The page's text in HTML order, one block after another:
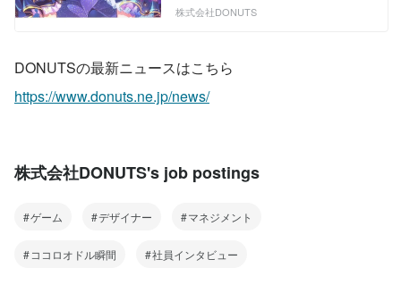
一見すると全く異なるジャンルのプロダ
た。常に挑戦を続け、次々と新規事業に
業の幅を広げ続けています。 【事業紹
カンシリーズは、ジョブカン勤怠管理を
始めとし、経費精算・ワークフロー・採
積/請求書・BPOの9サービスからなる、
バックオフィス業務を効率化するクラウ
25万社以上が利用しています。 ■動画・
株式会社DONUTS
DONUTSの最新ニュースはこちら
https://www.donuts.ne.jp/news/
株式会社DONUTS's job postings
ゲーム デザイナー マネジメント
ココロオドル瞬間 社員インタビュー